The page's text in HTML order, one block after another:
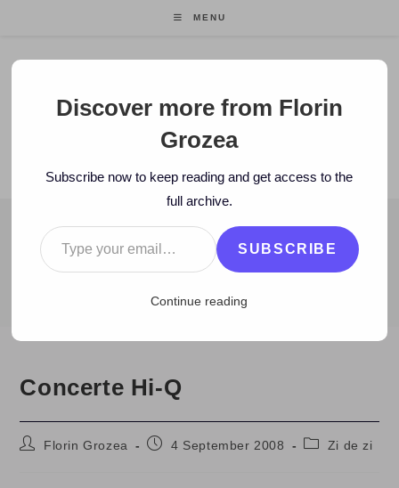
MENU
Florin Grozea
ENTREPRENEUR. FOUNDER/CEO MOCAPP.
BLOG
2008 > September > 4 > Zi de zi > Concerte Hi-Q
Concerte Hi-Q
PostFlorin Grozea
Post4 September 2008
PostZi de zi
Discover more from Florin
Grozea
Subscribe now to keep reading and get access to the
full archive.
Type your email…
SUBSCRIBE
Continue reading